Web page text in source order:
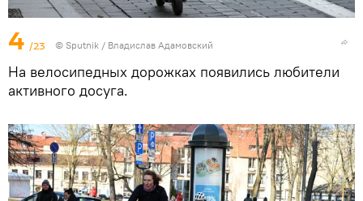
4 /23 © Sputnik / Владислав Адамовский
На велосипедных дорожках появились любители
активного досуга.